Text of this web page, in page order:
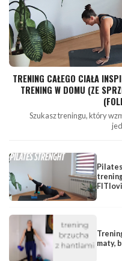
TRENING CAŁEGO CIAŁA
TRENING W DOMU (ZE
Szukasz treningu, który
maty,